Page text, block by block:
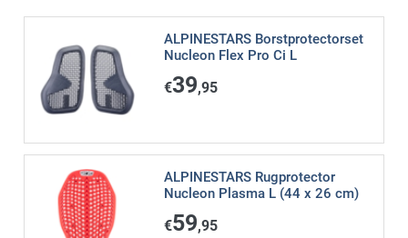
ALPINESTARS Borstprotectorset
Nucleon Flex Pro Ci L
€39,95
ALPINESTARS Rugprotector
Nucleon Plasma L (44 x 26 cm)
€59,95